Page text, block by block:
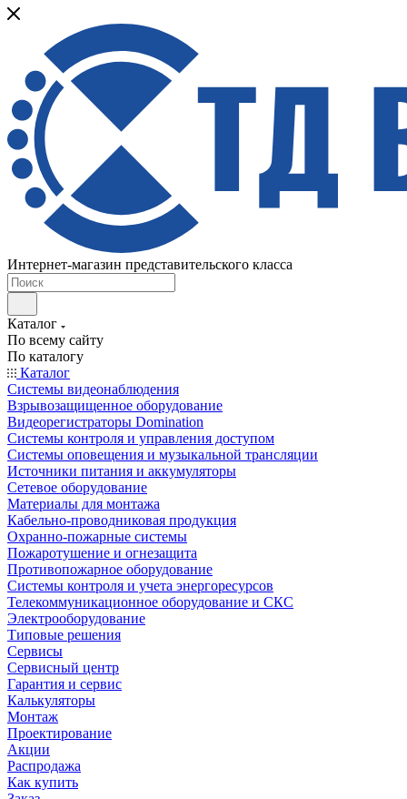
Интернет-магазин представительского класса
Каталог
По всему сайту
По каталогу
Каталог
Системы видеонаблюдения
Взрывозащищенное оборудование
Видеорегистраторы Domination
Системы контроля и управления доступом
Системы оповещения и музыкальной трансляции
Источники питания и аккумуляторы
Сетевое оборудование
Материалы для монтажа
Кабельно-проводниковая продукция
Охранно-пожарные системы
Пожаротушение и огнезащита
Противопожарное оборудование
Системы контроля и учета энергоресурсов
Телекоммуникационное оборудование и СКС
Электрооборудование
Типовые решения
Сервисы
Сервисный центр
Гарантия и сервис
Калькуляторы
Монтаж
Проектирование
Акции
Распродажа
Как купить